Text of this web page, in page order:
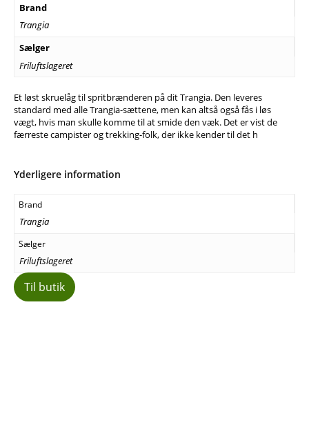
Brand
Trangia
Sælger
Friluftslageret
Et løst skruelåg til spritbrænderen på dit Trangia. Den leveres
standard med alle Trangia-sættene, men kan altså også fås i løs
vægt, hvis man skulle komme til at smide den væk. Det er vist de
færreste campister og trekking-folk, der ikke kender til det h
Yderligere information
Brand
Trangia
Sælger
Friluftslageret
Til butik